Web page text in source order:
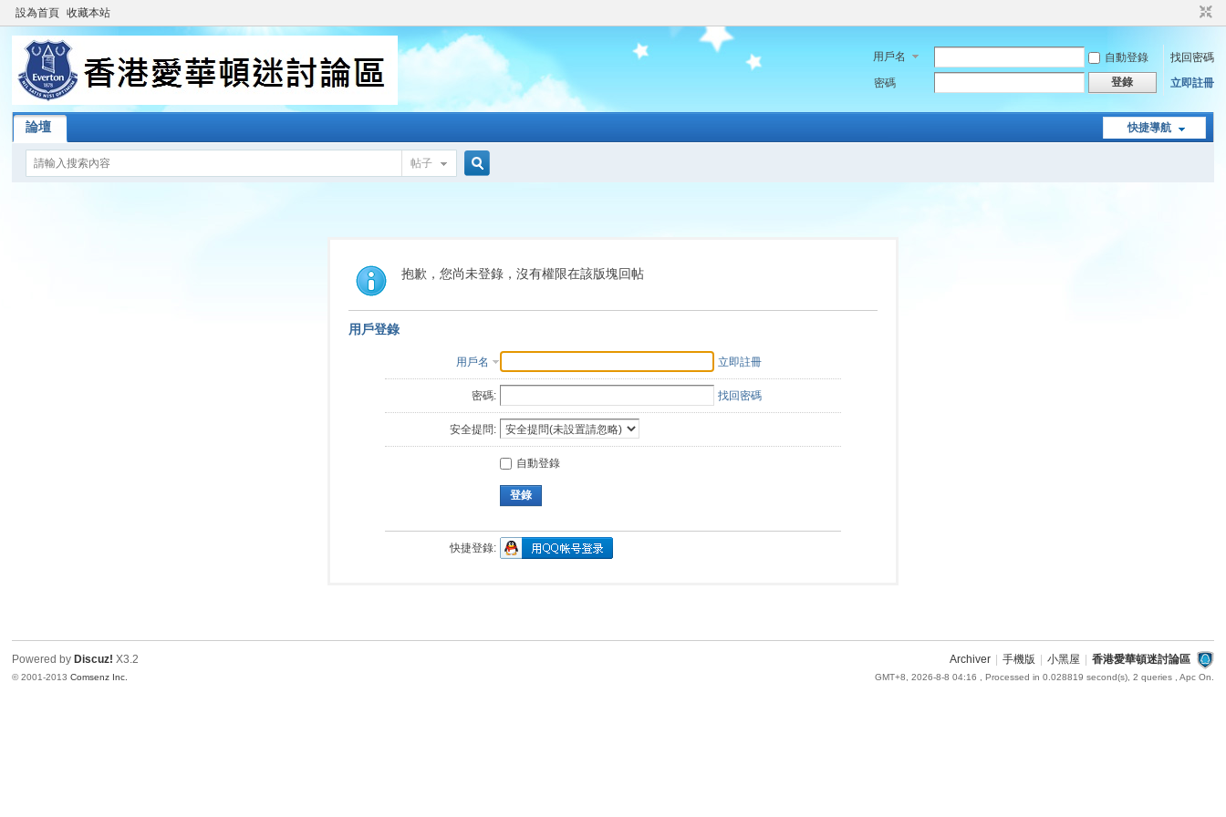
設為首頁 收藏本站
用戶名 自動登錄
找回密碼
密碼
登錄 立即註冊
快捷導航
論壇
帖子
索
抱歉，您尚未登錄，沒有權限在該版塊回帖
用戶登錄
用戶名 立即註冊
密碼: 找回密碼
安全提問:
自動登錄
登錄
快捷登錄:
Archiver 手機版 小黑屋 香港愛華頓迷討論區
GMT+8, 2026-8-8 04:16 , Processed in 0.028819 second(s), 2 queries , Apc On.
Powered by Discuz! X3.2
© 2001-2013Comsenz Inc.